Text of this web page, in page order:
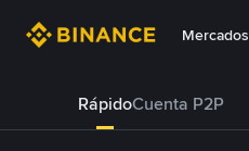
Mercados
RápidoCuenta P2P